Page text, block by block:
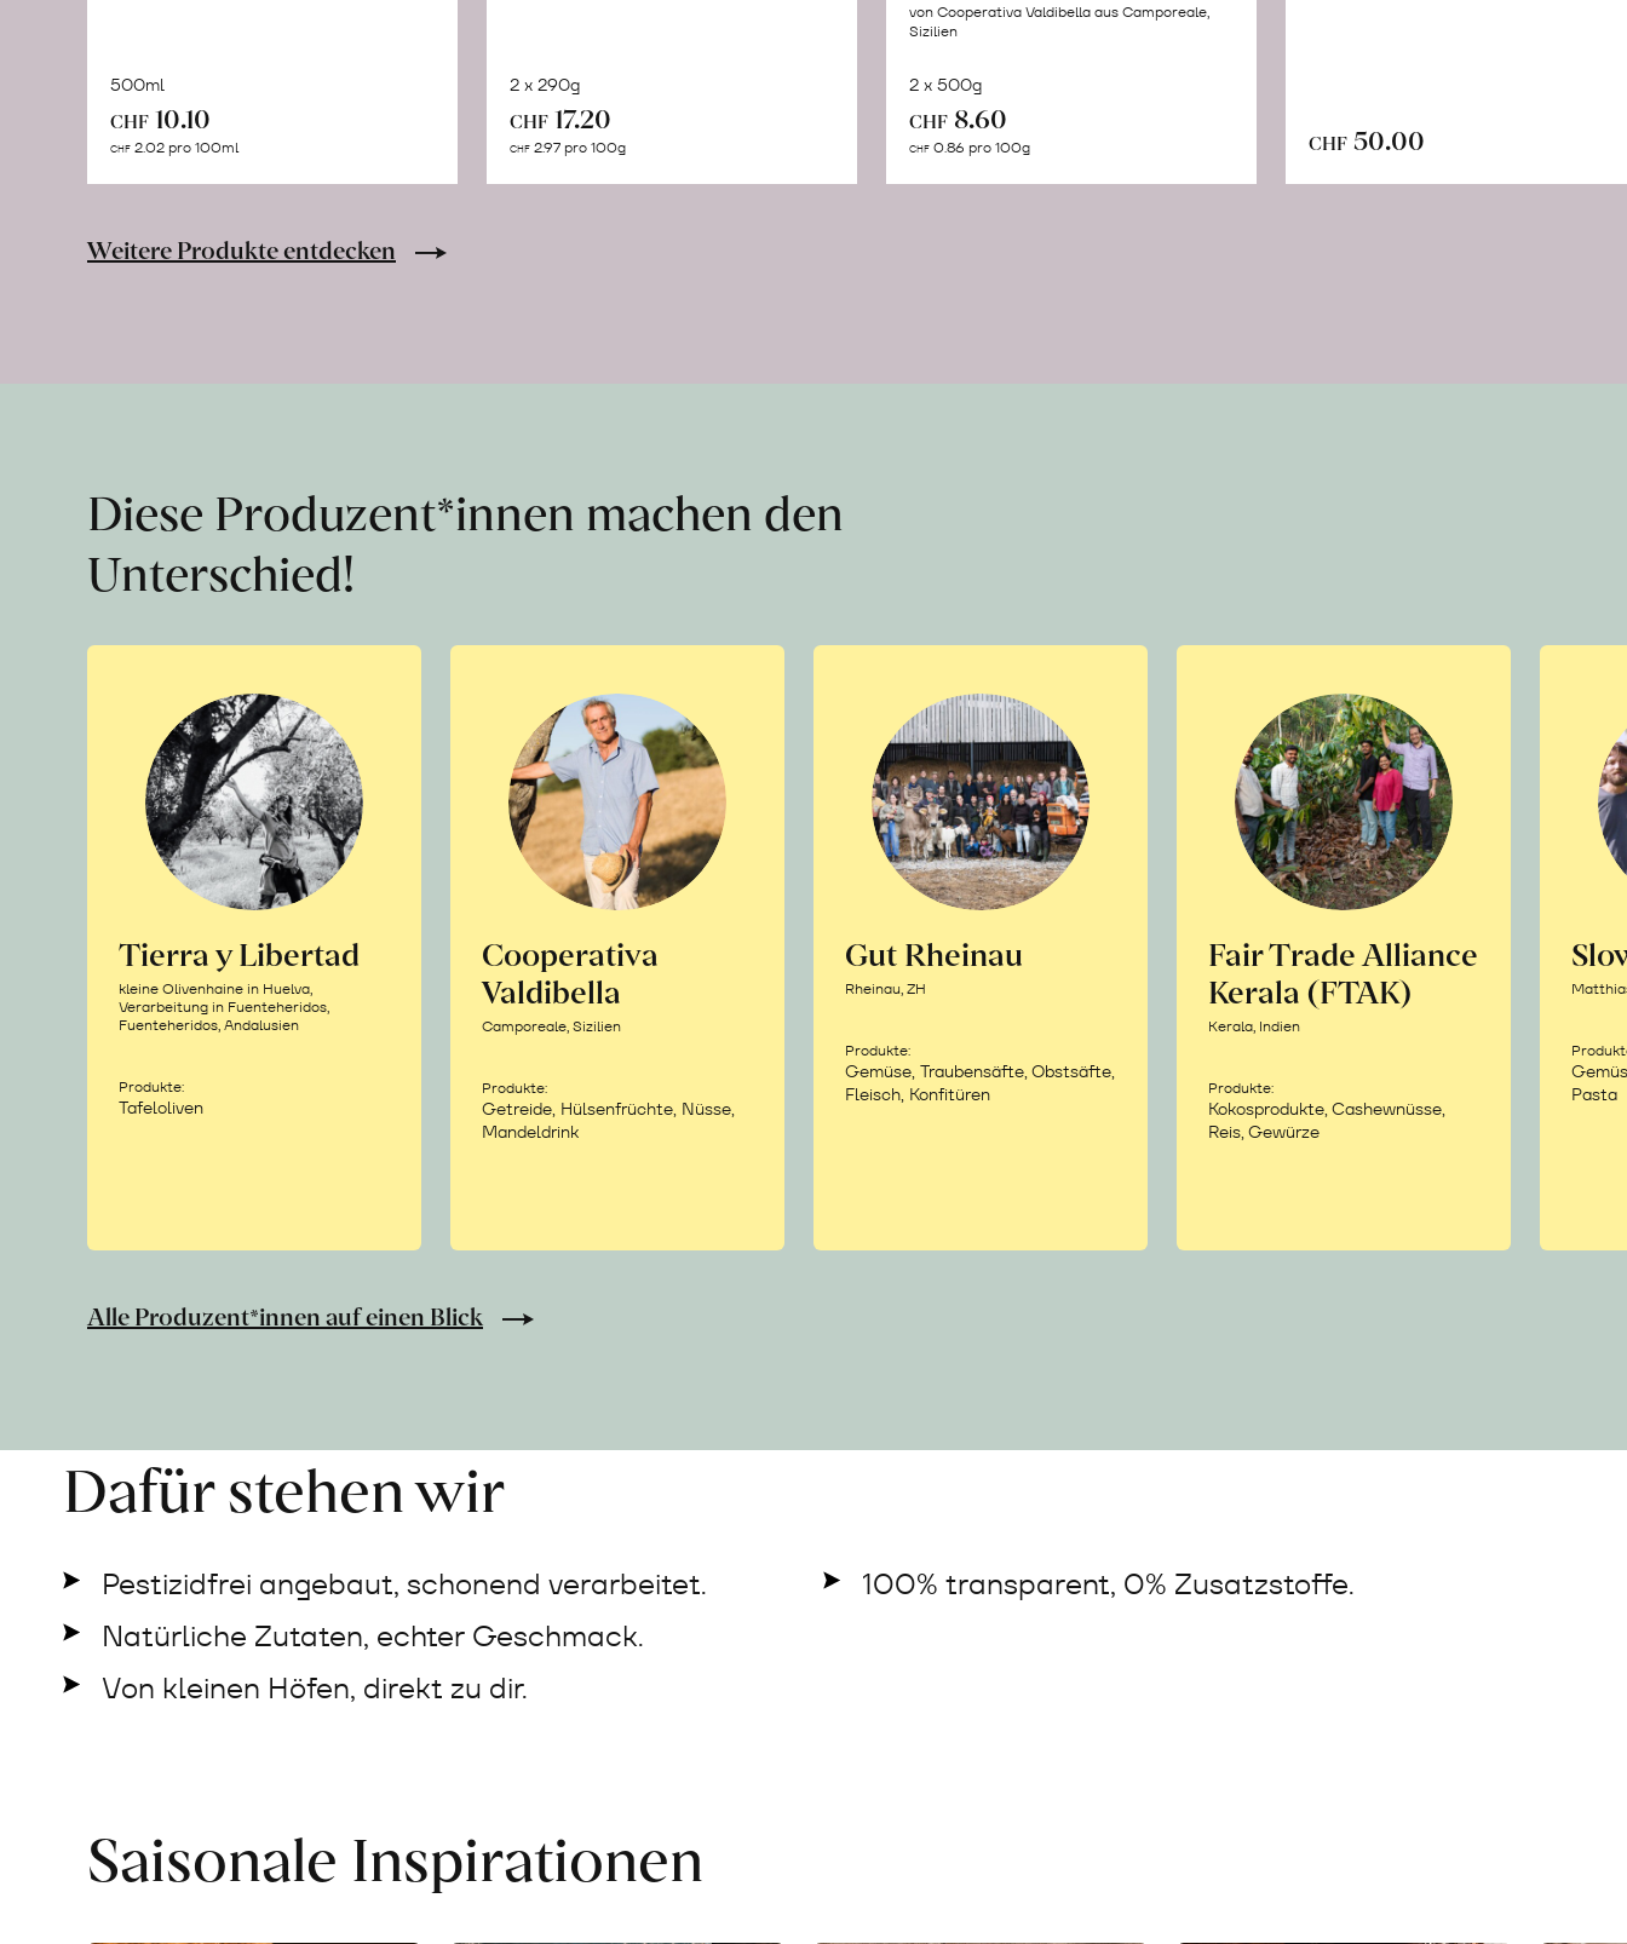
500ml
CHF 10.10
CHF 2.02 pro 100ml
2 x 290g
CHF 17.20
CHF 2.97 pro 100g
von Cooperativa Valdibella aus Camporeale,
Sizilien
2 x 500g
CHF 8.60
CHF 0.86 pro 100g CHF 50.00
Warenkorb
Weitere Produkte entdecken
Diese Produzent*innen machen den
Unterschied!
Tierra y Libertad
kleine Olivenhaine in Huelva,
Verarbeitung in Fuenteheridos,
Fuenteheridos, Andalusien
Produkte:
Tafeloliven
Cooperativa
Valdibella
Camporeale, Sizilien
Produkte:
Getreide, Hülsenfrüchte, Nüsse,
Mandeldrink
Gut Rheinau
Rheinau, ZH
Produkte:
Gemüse, Traubensäfte, Obstsäfte,
Fleisch, Konfitüren
Fair Trade Alliance
Kerala (FTAK)
Kerala, Indien
Produkte:
Kokosprodukte, Cashewnüsse,
Reis, Gewürze
Pasta
Alle Produzent*innen auf einen Blick
Dafür stehen wir
Pestizidfrei angebaut, schonend verarbeitet.
Natürliche Zutaten, echter Geschmack.
Von kleinen Höfen, direkt zu dir.
100% transparent, 0% Zusatzstoffe.
Saisonale Inspirationen